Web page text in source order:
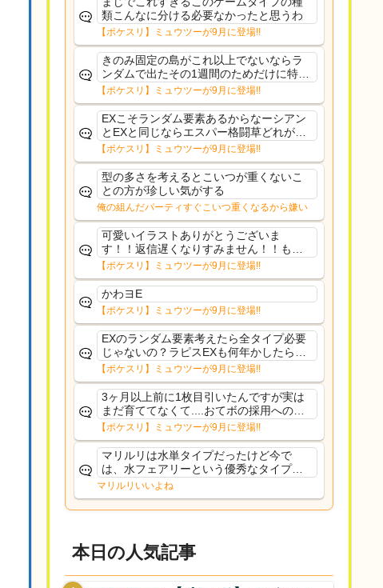
類こんなに分ける必要なかったと思うわ
【ポケスリ】ミュウツーが9月に登場!!
きのみ固定の島がこれ以上でないならラ
ンダムで出たその1週間のためだけに特定
のタイプにリソース割くのなんだかむな
しい気がするわ出番がないってわけじゃ
ないから無駄ではないんだけど
【ポケスリ】ミュウツーが9月に登場!!
EXこそランダム要素あるからなーシアン
とEXと同じならエスパー格闘草どれが事
前に来るか分からんから、積む必要があ
るミュウツーは使いにくくね？って思っ
た
【ポケスリ】ミュウツーが9月に登場!!
型の多さを考えるとこいつが重くないこ
との方が珍しい気がする
俺の組んだパーティすぐこいつ重くなるから嫌い
可愛いイラストありがとうございま
す！！返信遅くなりすみません！！もう
少ししたら通常再開できます！
【ポケスリ】ミュウツーが9月に登場!!
かわヨE
【ポケスリ】ミュウツーが9月に登場!!
EXのランダム要素考えたら全タイプ必要
じゃないの？ラピスEXも何年かしたら来
るだろうし後から厳選したい育てたいっ
て思ってもどうにもならないのがこのゲ
ームだしな
【ポケスリ】ミュウツーが9月に登場!!
3ヶ月以上前に1枚目引いたんですが実は
まだ育ててなくて....おてボの採用への影
響は勉強になります。ありがとうござい
ますオイルはだいぶ強めのABBレントラ
ーいて芋の方が不安なんで1枚目にしよう
かなと思...
【ポケスリ】ミュウツーが9月に登場!!
マリルリは水単タイプだったけど今で
は、水フェアリーという優秀なタイプだ
な、後特性力持ちって見た目と全然違う
な
マリルリいいよね
本日の人気記事